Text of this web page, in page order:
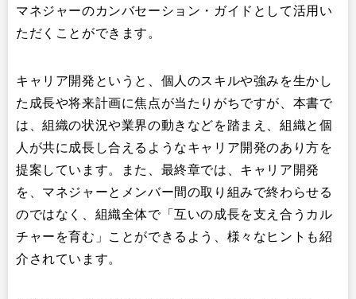
マネジャーのカンバセーション・ガイドとして活用い
ただくことができます。
キャリア開発というと、個人のスキルや強みを生かし
た成長や将来計画に焦点が当たりがちですが、本書で
は、組織の状況や業界の動きなどを踏まえ、組織と個
人が共に成長し合えるようなキャリア開発のあり方を
提案しています。また、最終章では、キャリア開発
を、マネジャーとメンバー間の取り組みで終わらせる
のではなく、組織全体で「互いの成長を支え合うカル
チャーを育む」ことができるよう、様々なヒントも紹
介されています。